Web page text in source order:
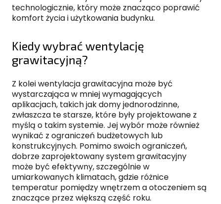
technologicznie, który może znacząco poprawić
komfort życia i użytkowania budynku.
Kiedy wybrać wentylację
grawitacyjną?
Z kolei wentylacja grawitacyjna może być
wystarczająca w mniej wymagających
aplikacjach, takich jak domy jednorodzinne,
zwłaszcza te starsze, które były projektowane z
myślą o takim systemie. Jej wybór może również
wynikać z ograniczeń budżetowych lub
konstrukcyjnych. Pomimo swoich ograniczeń,
dobrze zaprojektowany system grawitacyjny
może być efektywny, szczególnie w
umiarkowanych klimatach, gdzie różnice
temperatur pomiędzy wnętrzem a otoczeniem są
znaczące przez większą część roku.